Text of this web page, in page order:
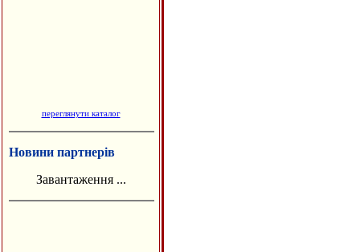
переглянути каталог
Новини партнерів
Завантаження ...